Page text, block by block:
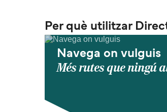
Per què utilitzar
Navega on vulguis
Més rutes que ningú